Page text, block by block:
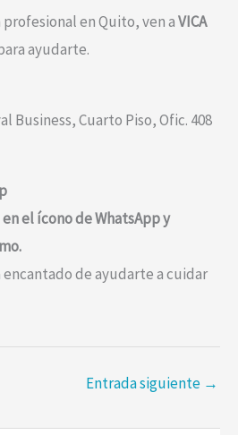
en Quito, ven aVICA
ayudarte.
Business, Cuarto Piso, Ofic. 408
el ícono de WhatsApp y
de ayudarte a cuidar
Entrada siguiente →